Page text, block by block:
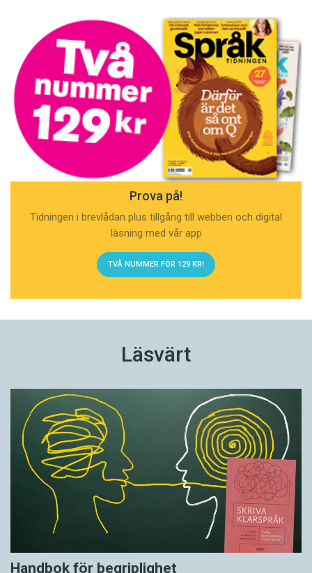
Prova på!
Tidningen i brevlådan plus tillgång till webben och digital
läsning med vår app
TVÅ NUMMER FÖR 129 KR!
Läsvärt
Handbok för begriplighet